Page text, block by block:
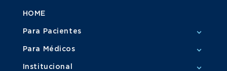
HOME
Para Pacientes
Para Médicos
Institucional